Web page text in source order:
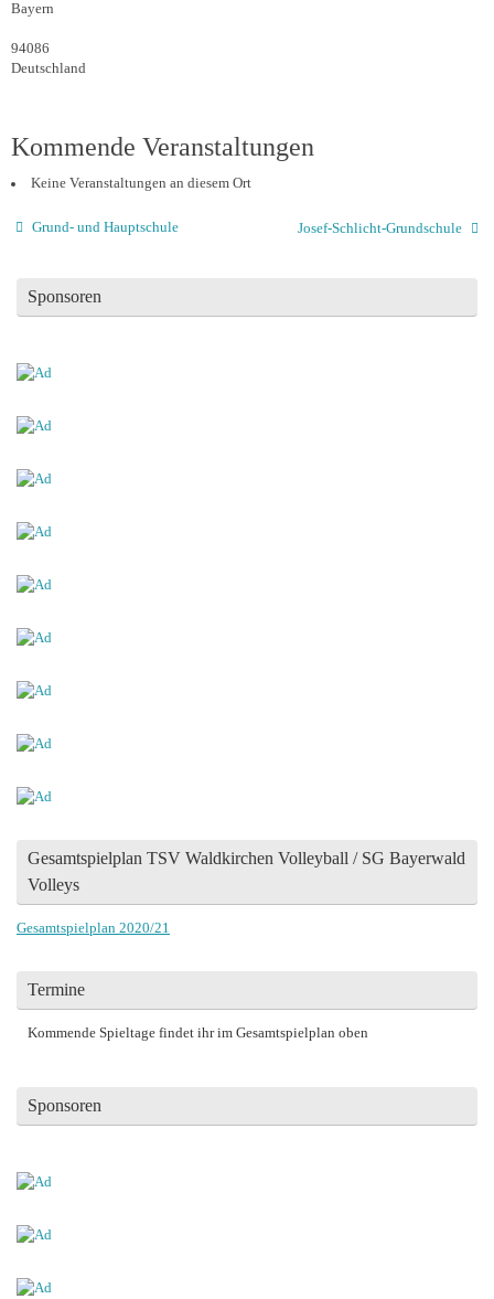
Bayern
94086
Deutschland
Kommende Veranstaltungen
Keine Veranstaltungen an diesem Ort
Grund- und Hauptschule Josef-Schlicht-Grundschule
Sponsoren
Gesamtspielplan TSV Waldkirchen Volleyball / SG Bayerwald
Volleys
Gesamtspielplan 2020/21
Termine
Kommende Spieltage findet ihr im Gesamtspielplan oben
Sponsoren